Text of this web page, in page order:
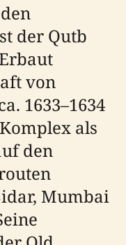
der Qutb
von
1633–1634
als
den
Mumbai